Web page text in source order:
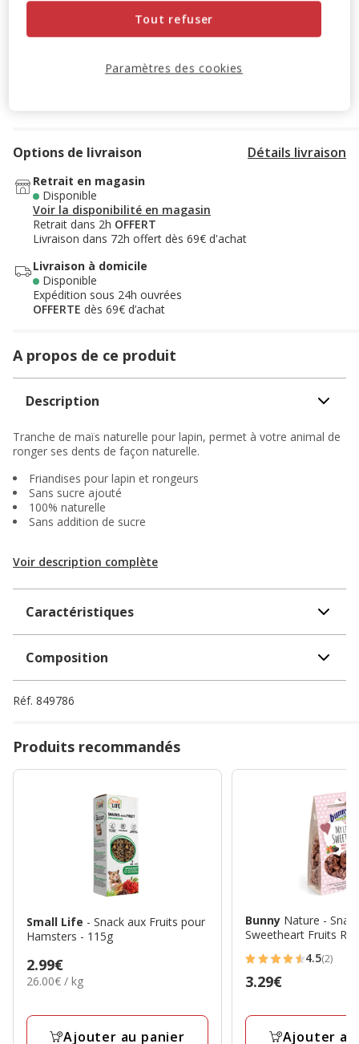
Copier
Options de livraison Détails livraison
Retrait en magasin
Disponible
Voir la disponibilité en magasin
Retrait dans 2h OFFERT
Livraison dans 72h offert dès 69€ d'achat
Livraison à domicile
Disponible
Expédition sous 24h ouvrées
OFFERTE dès 69€ d’achat
A propos de ce produit
Description
Tranche de maïs naturelle pour lapin, permet à votre animal de
ronger ses dents de façon naturelle.
Friandises pour lapin et rongeurs
Sans sucre ajouté
100% naturelle
Sans addition de sucre
Voir description complète
Caractéristiques
Composition
Réf. 849786
Produits recommandés
Small Life - Snack aux Fruits pour
Hamsters - 115g
Prix
2.99€
2.99€
26.00€
26.00€ / kg
Ajouter au panier
Bunny Nature -
Sweetheart Fruits
4.5
étoiles
2
4.5(2)
Prix
3.29€
Ajouter
Tout refuser
Paramètres des cookies